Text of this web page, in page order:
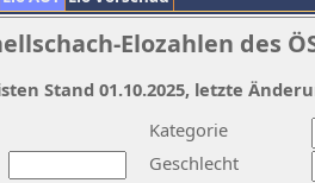
Elozahlen des
Kategorie
Geschlecht
Stand 01.10.2025, letzte